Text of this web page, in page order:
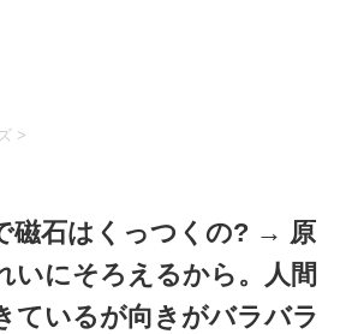
>
磁石はくっつくの? → 原
いにそろえるから。人間
ているが向きがバラバラ